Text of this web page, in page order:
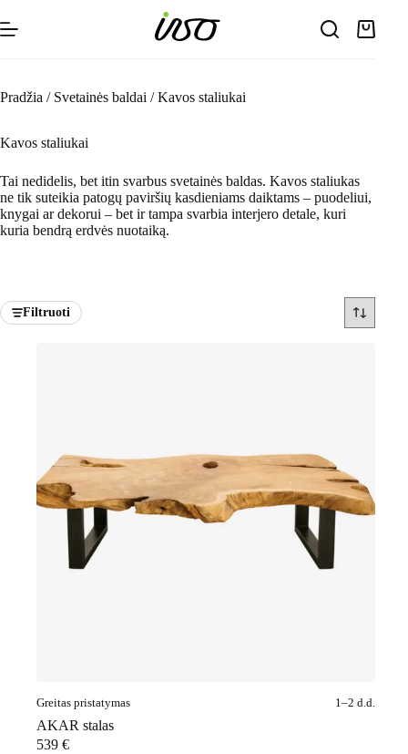
to
content
Pradžia / Svetainės baldai / Kavos staliukai
Kavos staliukai
Tai nedidelis, bet itin svarbus svetainės baldas. Kavos staliukas
ne tik suteikia patogų paviršių kasdieniams daiktams – puodeliui,
knygai ar dekorui – bet ir tampa svarbia interjero detale, kuri
kuria bendrą erdvės nuotaiką.
Filtruoti
Greitas pristatymas 1–2 d.d.
AKAR stalas
539 €